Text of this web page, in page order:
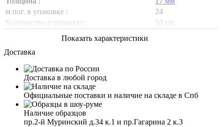
м пог. в упаковке :
24
Количество в упаковке :
10 шт.
Показать характеристики
Доставка
Доставка в любой город
Официальные поставки и наличие на складе в Спб
Наличие образцов
пр.2-й Муринский д.34 к.1 и пр.Гагарина 2 к.3